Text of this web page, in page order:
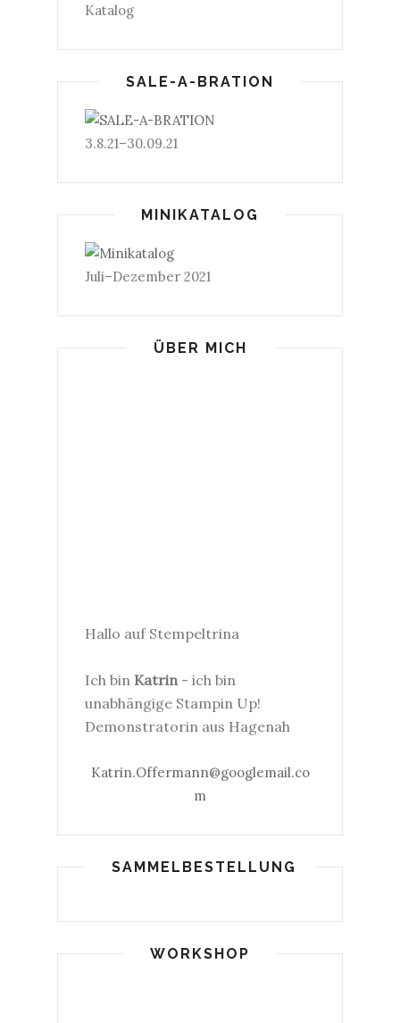
Katalog
SALE-A-BRATION
3.8.21–30.09.21
MINIKATALOG
Juli–Dezember 2021
ÜBER MICH
Hallo auf Stempeltrina
Ich bin Katrin - ich bin
unabhängige Stampin Up!
Demonstratorin aus Hagenah
Katrin.Offermann@googlemail.co
m
SAMMELBESTELLUNG
WORKSHOP